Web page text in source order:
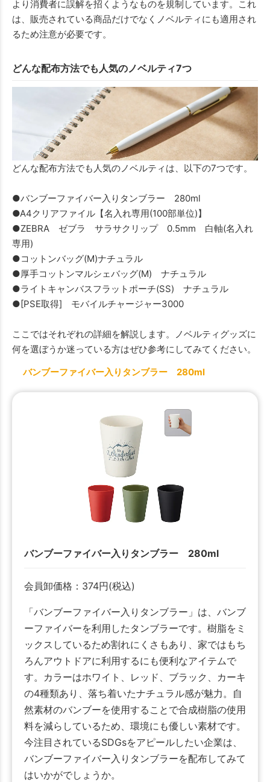
より消費者に誤解を招くようなものを規制しています。これ
は、販売されている商品だけでなくノベルティにも適用され
るため注意が必要です。
どんな配布方法でも人気のノベルティ7つ
どんな配布方法でも人気のノベルティは、以下の7つです。
●バンブーファイバー入りタンブラー 280ml
●A4クリアファイル【名入れ専用(100部単位)】
●ZEBRA ゼブラ サラサクリップ 0.5mm 白軸(名入れ
専用)
●コットンバッグ(M)ナチュラル
●厚手コットンマルシェバッグ(M) ナチュラル
●ライトキャンバスフラットポーチ(SS) ナチュラル
●[PSE取得] モバイルチャージャー3000
ここではそれぞれの詳細を解説します。ノベルティグッズに
何を選ぼうか迷っている方はぜひ参考にしてみてください。
バンブーファイバー入りタンブラー 280ml
バンブーファイバー入りタンブラー 280ml
会員卸価格： 374円(税込)
「バンブーファイバー入りタンブラー」は、バンブ
ーファイバーを利用したタンブラーです。樹脂をミ
ックスしているため割れにくさもあり、家ではもち
ろんアウトドアに利用するにも便利なアイテムで
す。カラーはホワイト、レッド、ブラック、カーキ
の4種類あり、落ち着いたナチュラル感が魅力。自
然素材のバンブーを使用することで合成樹脂の使用
料を減らしているため、環境にも優しい素材です。
今注目されているSDGsをアピールしたい企業は、
バンブーファイバー入りタンブラーを配布してみて
はいかがでしょうか。